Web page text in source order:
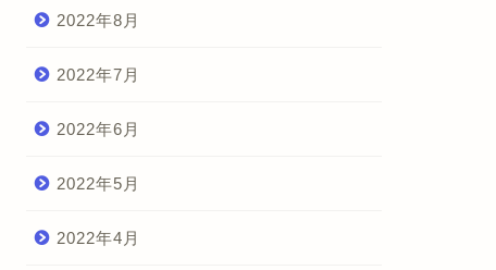
2022年9月
2022年10月12日
2022年8月
2022年7月
2022年6月
2022年5月
2022年4月